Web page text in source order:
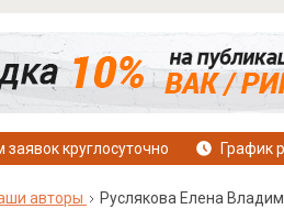
заявок круглосуточно График
авторы Руслякова Елена